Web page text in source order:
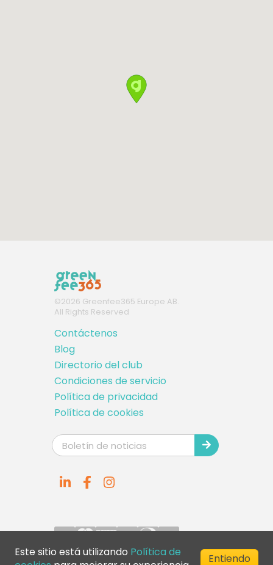
©2026 Greenfee365 Europe AB.
All Rights Reserved
Contáctenos
Blog
Directorio del club
Condiciones de servicio
Política de privacidad
Política de cookies
Este sitio está utilizando Política de
Entiendo